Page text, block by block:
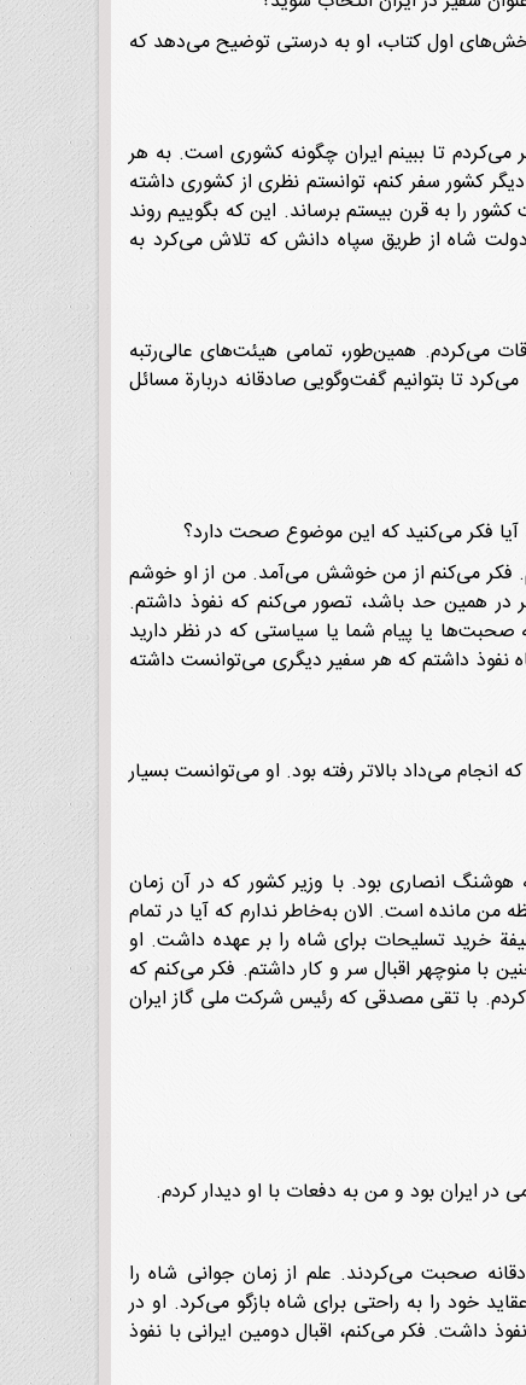
اول کتاب، او به درستی توضیح می‌دهد که
تا ببینم ایران چگونه کشوری است. به هر
کشور سفر کنم، توانستم نظری از کشوری داشته
را به قرن بیستم برساند. این که بگوییم روند
دولت شاه از طریق سپاه دانش که تلاش می‌کرد به
می‌کردم. همین‌طور، تمامی هیئت‌های عالی‌رتبه
تا بتوانیم گفت‌وگویی صادقانه دربارة مسائل
آیا فکر می‌کنید که این موضوع صحت دارد؟
فکر می‌کنم از من خوشش می‌آمد. من از او خوشم
در همین حد باشد، تصور می‌کنم که نفوذ داشتم.
یا پیام شما یا سیاستی که در نظر دارید
نفوذ داشتم که هر سفیر دیگری می‌توانست داشته
می‌داد بالاتر رفته بود. او می‌توانست بسیار
هوشنگ انصاری بود. با وزیر کشور که در آن زمان
حافظه من مانده است. الان به‌خاطر ندارم که آیا در تمام
خرید تسلیحات برای شاه را بر عهده داشت. او
با منوچهر اقبال سر و کار داشتم. فکر می‌کنم که
کردم. با تقی مصدقی که رئیس شرکت ملی گاز ایران
در ایران بود و من به دفعات با او دیدار کردم.
صحبت می‌کردند. علم از زمان جوانی شاه را
خود را به راحتی برای شاه بازگو می‌کرد. او در
داشت. فکر می‌کنم، اقبال دومین ایرانی با نفوذ